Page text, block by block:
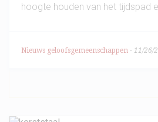
hoogte houden van het tijdspad
Nieuws geloofsgemeenschappen - 11/26/